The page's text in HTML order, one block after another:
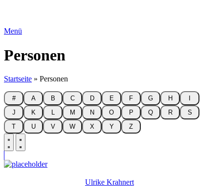
Menü
Personen
Startseite » Personen
# A B C D E F G H
J
K M N O P Q R
S
T
U V W X Y Z
Ulrike Krahnert